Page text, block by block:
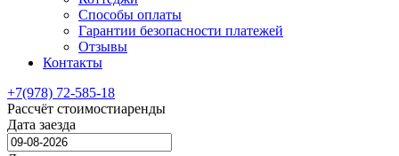
Способы оплаты
Гарантии безопасности платежей
Отзывы
Контакты
+7(978) 72-585-18
Рассчёт стоимостиаренды
Дата заезда